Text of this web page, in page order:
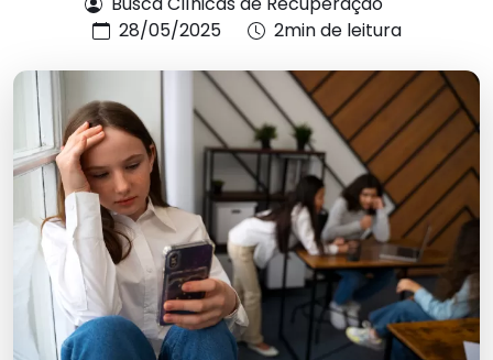
28/05/2025
2min de leitura